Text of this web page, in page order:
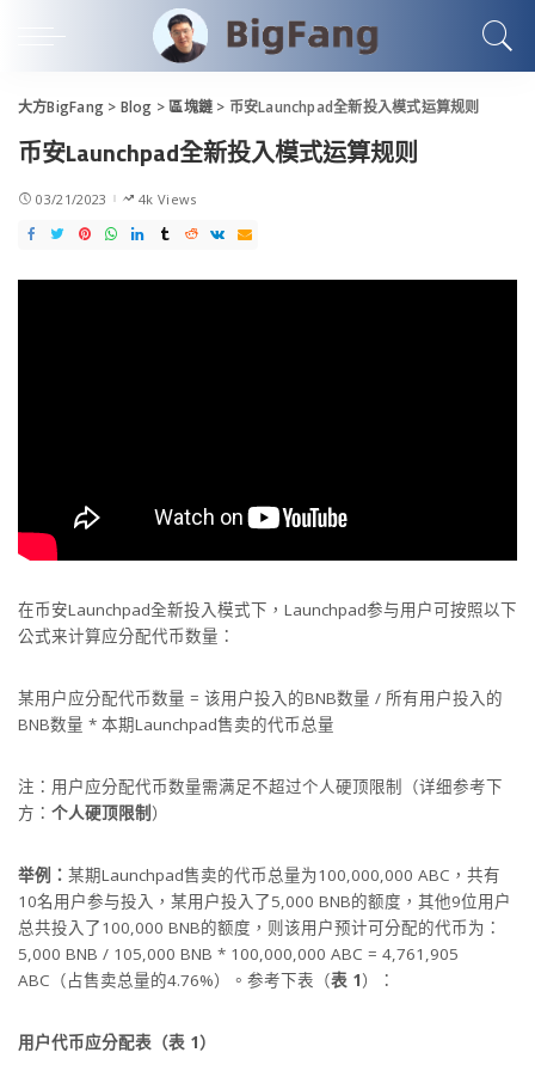
大方BigFang > Blog >區塊鏈 > 币安Launchpad全新投入模式运算规则
币安Launchpad全新投入模式运算规则
03/21/2023 4k Views
在币安Launchpad全新投入模式下，Launchpad参与用户可按照以下
公式来计算应分配代币数量：
某用户应分配代币数量 = 该用户投入的BNB数量 / 所有用户投入的
BNB数量 * 本期Launchpad售卖的代币总量
注：用户应分配代币数量需满足不超过个人硬顶限制（详细参考下
方： 个人硬顶限制 ）
举例： 某期Launchpad售卖的代币总量为100,000,000 ABC，共有
10名用户参与投入，某用户投入了5,000 BNB的额度，其他9位用户
总共投入了100,000 BNB的额度，则该用户预计可分配的代币为：
5,000 BNB / 105,000 BNB * 100,000,000 ABC = 4,761,905
ABC（占售卖总量的4.76%）。参考下表（表 1）：
用户代币应分配表（表 1）